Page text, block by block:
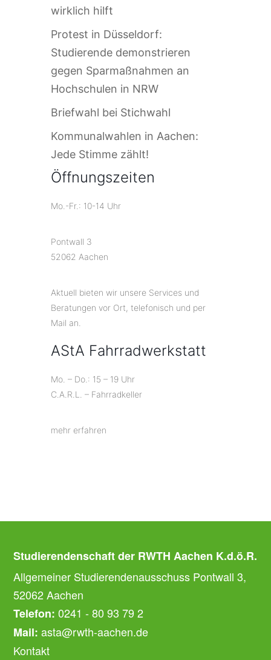
wirklich hilft
Protest in Düsseldorf:
Studierende demonstrieren
gegen Sparmaßnahmen an
Hochschulen in NRW
Briefwahl bei Stichwahl
Kommunalwahlen in Aachen:
Jede Stimme zählt!
Öffnungszeiten
Mo.-Fr.: 10-14 Uhr
Pontwall 3
52062 Aachen
Aktuell bieten wir unsere Services und
Beratungen vor Ort, telefonisch und per
Mail an.
AStA Fahrradwerkstatt
Mo. – Do.: 15 – 19 Uhr
C.A.R.L. – Fahrradkeller
mehr erfahren
Studierendenschaft der RWTH Aachen K.d.ö.R.
Allgemeiner Studierendenausschuss Pontwall 3,
52062 Aachen
Telefon: 0241 - 80 93 79 2
Mail: asta@rwth-aachen.de
Kontakt